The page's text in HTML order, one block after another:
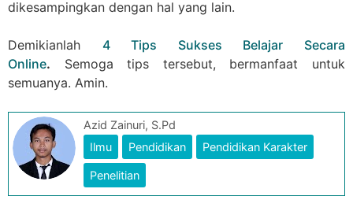
dikesampingkan dengan hal yang lain.
Demikianlah 4 Tips Sukses Belajar Secara
Online. Semoga tips tersebut, bermanfaat untuk
semuanya. Amin.
Azid Zainuri, S.Pd
Ilmu
Pendidikan Pendidikan Karakter
Penelitian